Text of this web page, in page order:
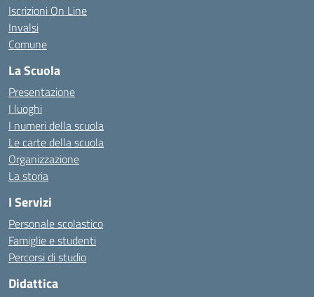
Iscrizioni On Line
Invalsi
Comune
La Scuola
Presentazione
I luoghi
I numeri della scuola
Le carte della scuola
Organizzazione
La storia
I Servizi
Personale scolastico
Famiglie e studenti
Percorsi di studio
Didattica